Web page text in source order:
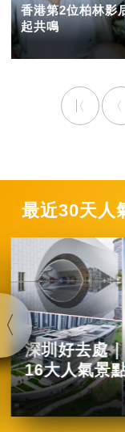
香港第2位柏林影
起共鳴
最近30天人
深圳好去處
16大人氣景